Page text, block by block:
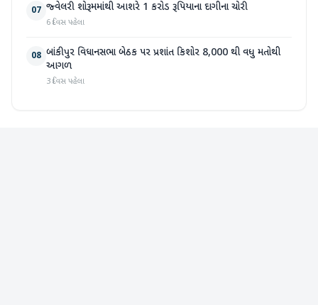
07 જ્વેલરી શોરૂમમાંથી આશરે 1 કરોડ રૂપિયાના દાગીના ચોરી
6 દિવસ પહેલા
08 બાંકીપુર વિધાનસભા બેઠક પર પ્રશાંત કિશોર 8,000 થી વધુ મતોથી
આગળ
3 દિવસ પહેલા